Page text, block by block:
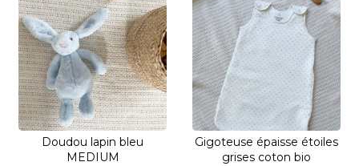
Doudou lapin bleu
MEDIUM
Gigoteuse épaisse étoiles
grises coton bio